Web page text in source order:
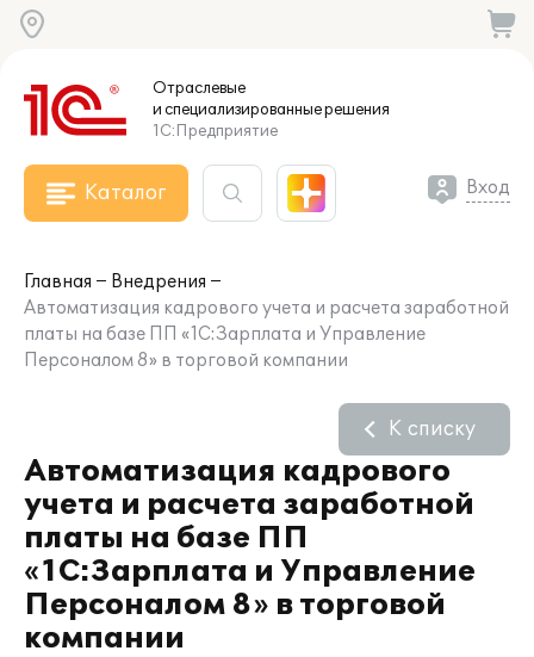
Отраслевые
и специализированныерешения
1С:Предприятие
Каталог Вход
Главная
Внедрения
Автоматизация кадрового учета и расчета заработной
платы на базе ПП «1С:Зарплата и Управление
Персоналом 8» в торговой компании
Автоматизация кадрового
учета и расчета заработной
платы на базе ПП
«1С:Зарплата и Управление
Персоналом 8» в торговой
компании
К списку